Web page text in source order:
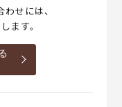
せには、
ます。